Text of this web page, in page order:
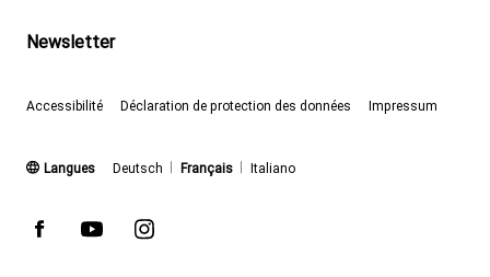
Newsletter
Accessibilité Déclaration de protection des données Impressum
Langues Deutsch Français
(actif)
Italiano